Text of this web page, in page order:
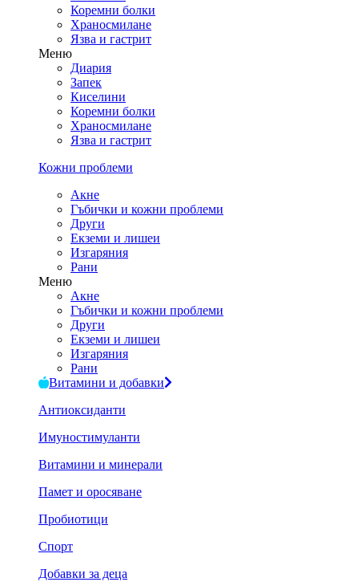
Коремни болки
Храносмилане
Язва и гастрит
Меню
Диария
Запек
Киселини
Коремни болки
Храносмилане
Язва и гастрит
Кожни проблеми
Акне
Гъбички и кожни проблеми
Други
Екземи и лишеи
Изгаряния
Рани
Меню
Акне
Гъбички и кожни проблеми
Други
Екземи и лишеи
Изгаряния
Рани
Витамини и добавки
Антиоксиданти
Имуностимуланти
Витамини и минерали
Памет и оросяване
Пробиотици
Спорт
Добавки за деца